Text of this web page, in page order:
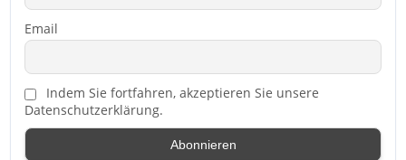
Email
Indem Sie fortfahren, akzeptieren Sie unsere
Datenschutzerklärung.